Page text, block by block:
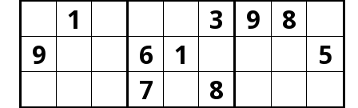
1
3 9
8
9
6 1
5
7
8